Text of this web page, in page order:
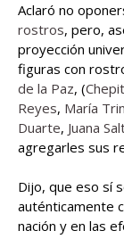
Aclaró no
rostros, pero,
proyección
figuras con
de la Paz, (
Reyes, María
Duarte, Juana
agregarles sus
Dijo, que eso sí
auténticamente
nación y en las